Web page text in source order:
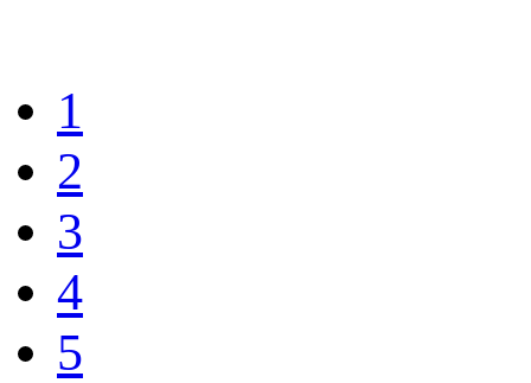
1
2
3
4
5